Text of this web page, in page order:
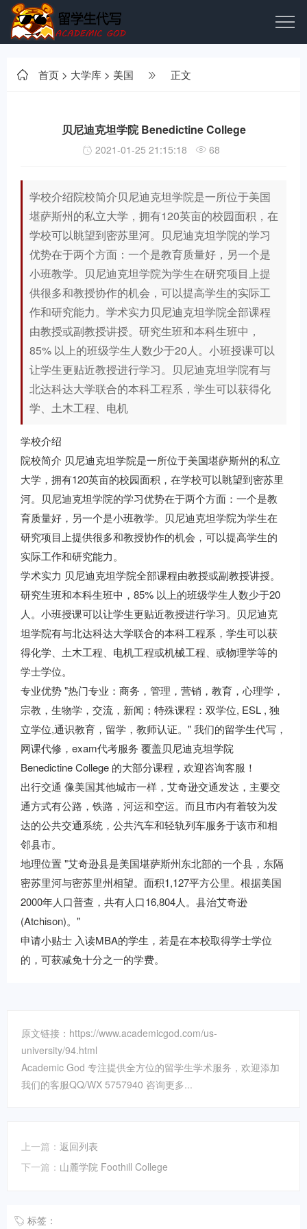
首页 > 大学库 > 美国 正文
贝尼迪克坦学院 Benedictine College
2021-01-25 21:15:18 68
学校介绍院校简介贝尼迪克坦学院是一所位于美国
堪萨斯州的私立大学，拥有120英亩的校园面积，在
学校可以眺望到密苏里河。贝尼迪克坦学院的学习
优势在于两个方面：一个是教育质量好，另一个是
小班教学。贝尼迪克坦学院为学生在研究项目上提
供很多和教授协作的机会，可以提高学生的实际工
作和研究能力。学术实力贝尼迪克坦学院全部课程
由教授或副教授讲授。研究生班和本科生班中，
85% 以上的班级学生人数少于20人。小班授课可以
让学生更贴近教授进行学习。贝尼迪克坦学院有与
北达科达大学联合的本科工程系，学生可以获得化
学、土木工程、电机
学校介绍
院校简介 贝尼迪克坦学院是一所位于美国堪萨斯州的私立
大学，拥有120英亩的校园面积，在学校可以眺望到密苏里
河。贝尼迪克坦学院的学习优势在于两个方面：一个是教
育质量好，另一个是小班教学。贝尼迪克坦学院为学生在
研究项目上提供很多和教授协作的机会，可以提高学生的
实际工作和研究能力。
学术实力 贝尼迪克坦学院全部课程由教授或副教授讲授。
研究生班和本科生班中，85% 以上的班级学生人数少于20
人。小班授课可以让学生更贴近教授进行学习。贝尼迪克
坦学院有与北达科达大学联合的本科工程系，学生可以获
得化学、土木工程、电机工程或机械工程、或物理学等的
学士学位。
专业优势 "热门专业：商务，管理，营销，教育，心理学，
宗教，生物学，交流，新闻；特殊课程：双学位, ESL , 独
立学位,通识教育，留学，教师认证。" 我们的留学生代写，
网课代修，exam代考服务 覆盖贝尼迪克坦学院
Benedictine College 的大部分课程，欢迎咨询客服！
出行交通 像美国其他城市一样，艾奇逊交通发达，主要交
通方式有公路，铁路，河运和空运。而且市内有着较为发
达的公共交通系统，公共汽车和轻轨列车服务于该市和相
邻县市。
地理位置 "艾奇逊县是美国堪萨斯州东北部的一个县，东隔
密苏里河与密苏里州相望。面积1,127平方公里。根据美国
2000年人口普查，共有人口16,804人。县治艾奇逊
(Atchison)。"
申请小贴士 入读MBA的学生，若是在本校取得学士学位
的，可获减免十分之一的学费。
原文链接：https://www.academicgod.com/us-
university/94.html
Academic God 专注提供全方位的留学生学术服务，欢迎添加
我们的客服QQ/WX 5757940 咨询更多...
上一篇： 返回列表
下一篇： 山麓学院 Foothill College
标签：